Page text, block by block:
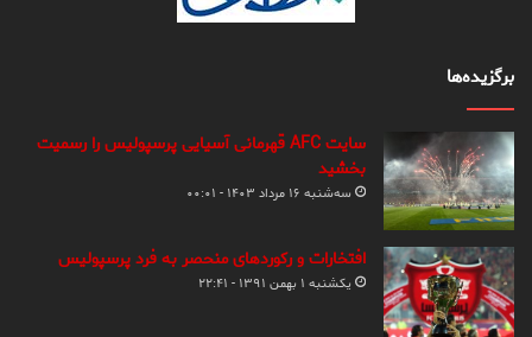
برگزیده‌ها
سایت AFC قهرمانی آسیایی پرسپولیس را رسمیت
بخشید
سه‌شنبه ۱۶ مرداد ۱۴۰۳ - ۰۰:۰۱
افتخارات و رکوردهای منحصر به فرد پرسپولیس
یکشنبه ۱ بهمن ۱۳۹۱ - ۲۲:۴۱